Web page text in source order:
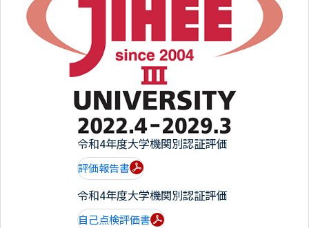
令和4年度大学機関別認証評価
評価報告書
令和4年度大学機関別認証評価
自己点検評価書